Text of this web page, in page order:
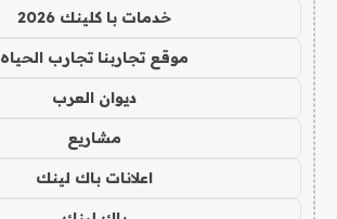
خدمات با كلينك 2026
موقع تجاربنا تجارب الحياه
ديوان العرب
مشاريع
اعلانات باك لينك